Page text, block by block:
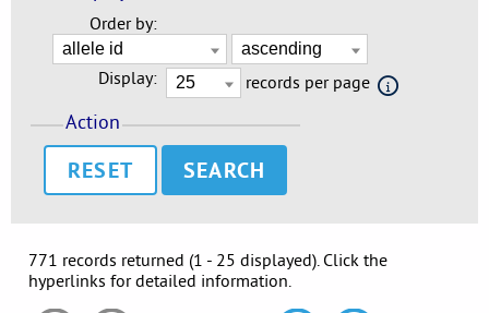
Order by:
Display: records per page
Action
RESET
771 records returned (1 - 25 displayed). Click the
hyperlinks for detailed information.